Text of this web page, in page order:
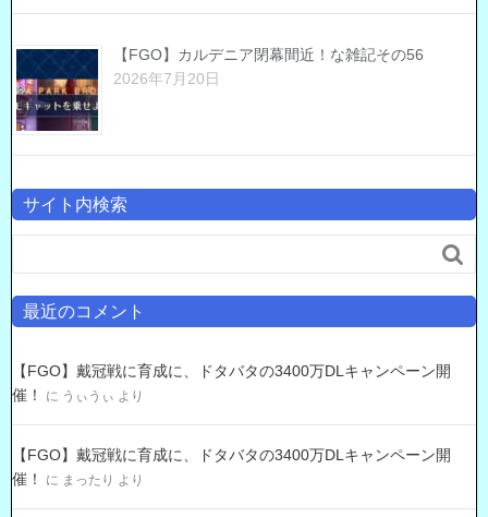
【FGO】カルデニア閉幕間近！な雑記その56
2026年7月20日
サイト内検索

最近のコメント
【FGO】戴冠戦に育成に、ドタバタの3400万DLキャンペーン開
催！
に うぃうぃ より
【FGO】戴冠戦に育成に、ドタバタの3400万DLキャンペーン開
催！
に まったり より